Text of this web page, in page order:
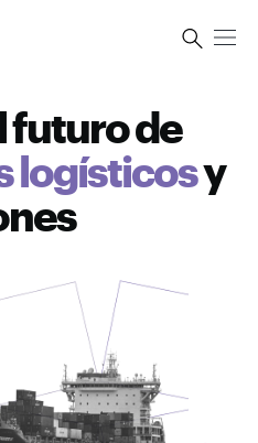
futuro de
logísticosy